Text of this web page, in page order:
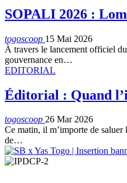
SOPALI 2026 :
togoscoop 15 Mai 2026
À travers le lancement officiel
gouvernance en…
EDITORIAL
Éditorial : Quand
togoscoop 26 Mar 2026
Ce matin, il m’importe de
de…